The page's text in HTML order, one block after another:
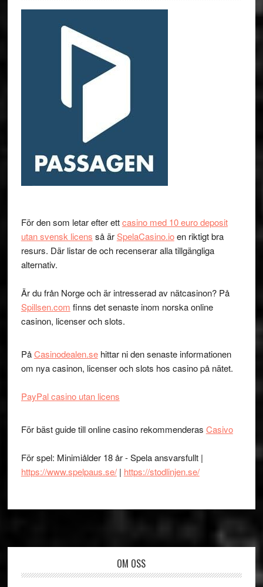
För den som letar efter ettcasino med 10 euro deposit
utan svensk licens så ärSpelaCasino.ioen riktigt bra
resurs. Där listar de och recenserar alla tillgängliga
alternativ.
Är du från Norge och är intresserad av nätcasinon? På
Spillsen.com finns det senaste inom norska online
casinon, licenser och slots.
PåCasinodealen.sehittar ni den senaste informationen
om nya casinon, licenser och slots hos casino på nätet.
PayPal casino utan licens
För bäst guide till online casino rekommenderas Casivo
För spel: Minimiålder 18 år - Spela ansvarsfullt |
https://www.spelpaus.se/| https://stodlinjen.se/
OM OSS